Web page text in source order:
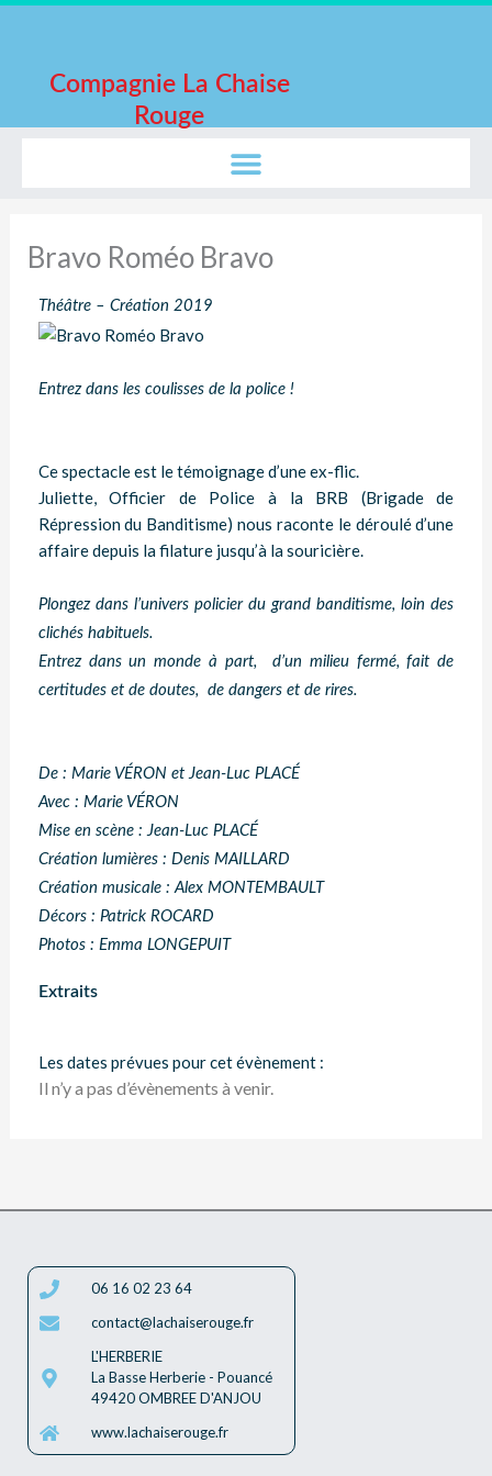
contenuCompagnie La Chaise
Rouge
Bravo Roméo Bravo
Théâtre – Création 2019
Entrez dans les coulisses de la police !
Ce spectacle est le témoignage d’une ex-flic.
Juliette, Officier de Police à la BRB (Brigade de
Répression du Banditisme) nous raconte le déroulé d’une
affaire depuis la filature jusqu’à la souricière.
Plongez dans l’univers policier du grand banditisme, loin des
clichés habituels.
Entrez dans un monde à part, d’un milieu fermé, fait de
certitudes et de doutes, de dangers et de rires.
De : Marie VÉRON et Jean-Luc PLACÉ
Avec : Marie VÉRON
Mise en scène : Jean-Luc PLACÉ
Création lumières : Denis MAILLARD
Création musicale : Alex MONTEMBAULT
Décors : Patrick ROCARD
Photos : Emma LONGEPUIT
Extraits
Les dates prévues pour cet évènement :
Il n’y a pas d’évènements à venir.
06 16 02 23 64
contact@lachaiserouge.fr
L'HERBERIE
La Basse Herberie - Pouancé
49420 OMBREE D'ANJOU
www.lachaiserouge.fr